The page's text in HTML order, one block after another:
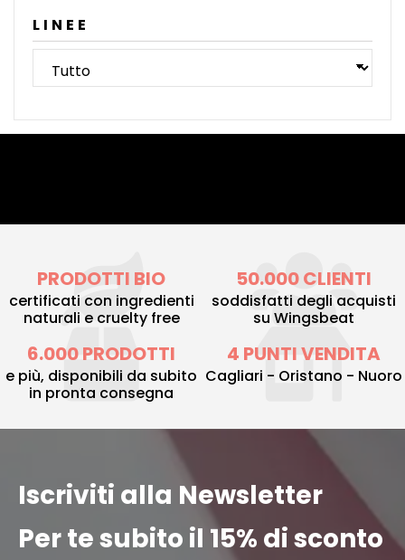
LINEE
PRODOTTI BIO
certificati con ingredienti
naturali e cruelty free
50.000 CLIENTI
soddisfatti degli acquisti
su Wingsbeat
6.000 PRODOTTI
e più, disponibili da subito
in pronta consegna
4 PUNTI VENDITA
Cagliari - Oristano - Nuoro
Iscriviti alla Newsletter
Per te subito il 15% di sconto